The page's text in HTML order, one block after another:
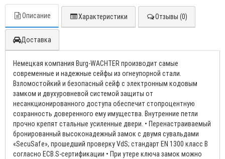
Описание Характеристики Отзывы (0)
Доставка
Немецкая компания Burg-WACHTER производит самые
современные и надежные сейфы из огнеупорной стали.
Взломостойкий и безопасный сейф с электронным кодовым
замком и двухуровневой системой защиты от
несанкционированного доступа обеспечит стопроцентную
сохранность доверенного ему имущества. Внутренние петли
прочно крепят стальные усиленные двери. • Перенастраиваемый
бронированный высоконадежный замок с двумя сувальдами
«SecuSafe», прошедший проверку VdS; стандарт EN 1300 класс B
согласно ECB.S-сертификации • При утере ключа замок можно